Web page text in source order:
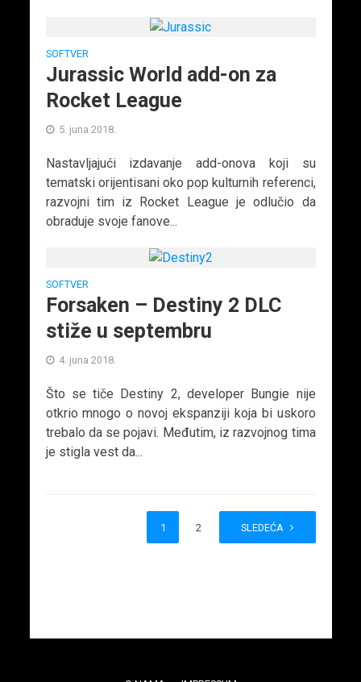
SOFTVER
Jurassic World add-on za
Rocket League
5. juna 2018.
Nastavljajući izdavanje add-onova koji su
tematski orijentisani oko pop kulturnih referenci,
razvojni tim iz Rocket League je odlučio da
obraduje svoje fanove...
SOFTVER
Forsaken – Destiny 2 DLC
stiže u septembru
4. juna 2018.
Što se tiče Destiny 2, developer Bungie nije
otkrio mnogo o novoj ekspanziji koja bi uskoro
trebalo da se pojavi. Međutim, iz razvojnog tima
je stigla vest da...
1 2 SLEDEĆA